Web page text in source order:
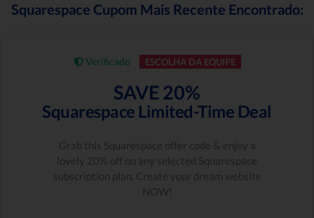
Squarespace Cupom Mais Recente Encontrado:
Verificado ESCOLHA DA EQUIPE
SAVE 20%
Squarespace Limited-Time Deal
Grab this Squarespace offer code & enjoy a
lovely 20% off on any selected Squarespace
subscription plan. Create your dream website
NOW!